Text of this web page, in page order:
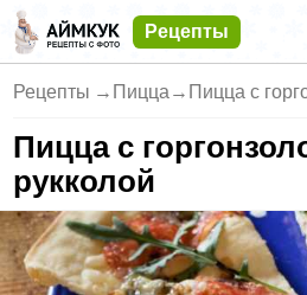
Рецепты
Рецепты → Пицца → Пицца с
Пицца с
рукколой